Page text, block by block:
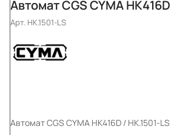
Автомат CGS CYMA
Арт. HK.1501-LS
Автомат CGS CYMA HK416D / HK.1501-LS